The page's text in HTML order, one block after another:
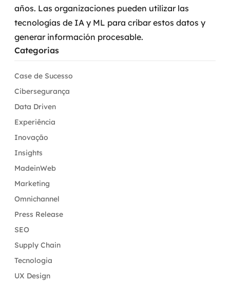
años. Las organizaciones pueden utilizar las
tecnologías de IA y ML para cribar estos datos y
generar información procesable.
Categorias
Case de Sucesso
Cibersegurança
Data Driven
Experiência
Inovação
Insights
MadeinWeb
Marketing
Omnichannel
Press Release
SEO
Supply Chain
Tecnologia
UX Design